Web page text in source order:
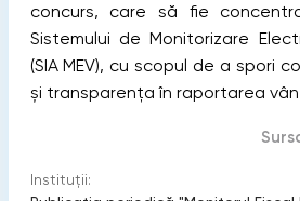
concurs, care să fie
Sistemului de Monitorizare
(SIA MEV), cu scopul de a spori
și transparența în raportarea
Instituții: